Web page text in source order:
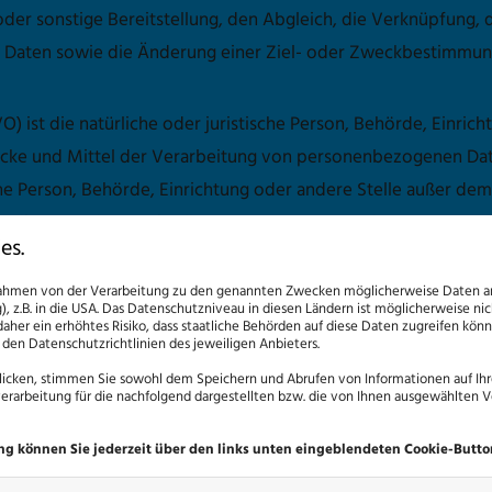
sonstige Bereitstellung, den Abgleich, die Verknüpfung,
sowie die Änderung einer Ziel- oder
ist die natürliche oder juristische Person, Behörde,
und Mittel der Verarbeitung von personenbezogenen
Person, Behörde, Einrichtung oder andere Stelle außer
die unter der unmittelbaren Verantwortung des
dazu gehören auch andere konzernangehörige
GVO) ist eine natürliche oder juristische Person, Behörde,
Verantwortlichen, insbesondere gemäß dessen
insbesondere kein Dritter.
der betroffenen Person bezeichnet jede freiwillig für den
in Form einer Erklärung oder einer sonstigen
dass sie mit der Verarbeitung der sie betreffenden
von der Verarbeitung zu den genannten Zwecken möglicherweise Daten
in die USA. Das Datenschutzniveau in diesen Ländern ist möglicherweise
ein erhöhtes Risiko, dass staatliche Behörden auf diese Daten zugreifen
Datenschutzrichtlinien des jeweiligen Anbieters.
stimmen Sie sowohl dem Speichern und Abrufen von Informationen auf
für die nachfolgend dargestellten bzw. die von Ihnen ausgewählten
können Sie jederzeit über den links unten eingeblendeten Cookie-